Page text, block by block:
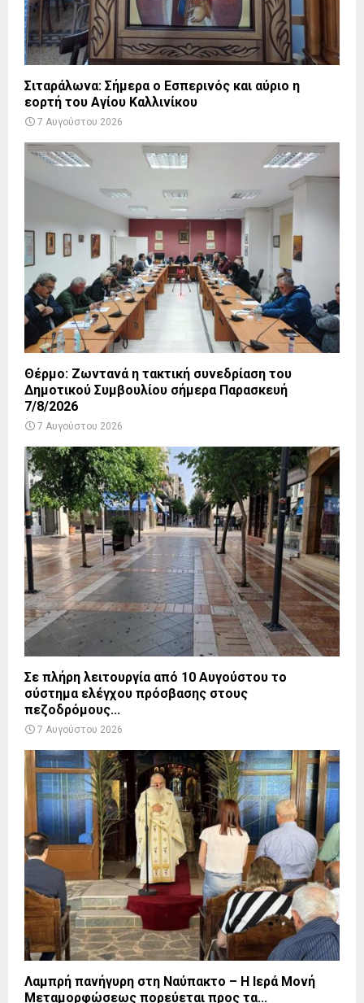
Σιταράλωνα: Σήμερα ο Εσπερινός και αύριο η
εορτή του Αγίου Καλλινίκου
7 Αυγούστου 2026
Θέρμο: Ζωντανά η τακτική συνεδρίαση του
Δημοτικού Συμβουλίου σήμερα Παρασκευή
7/8/2026
7 Αυγούστου 2026
Σε πλήρη λειτουργία από 10 Αυγούστου το
σύστημα ελέγχου πρόσβασης στους
πεζοδρόμους...
7 Αυγούστου 2026
Λαμπρή πανήγυρη στη Ναύπακτο – Η Ιερά Μονή
Μεταμορφώσεως πορεύεται προς τα...